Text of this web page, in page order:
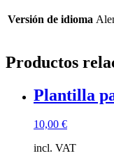
Versión de idioma
Productos
Plantilla
10,00 €
incl. VAT